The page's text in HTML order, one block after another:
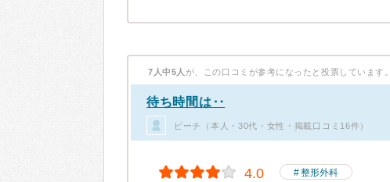
7人中5人 が、この口コミが参考になったと投票しています。
待ち時間は‥
ピーチ（本人・30代・女性・掲載口コミ16件）
4.0 整形外科